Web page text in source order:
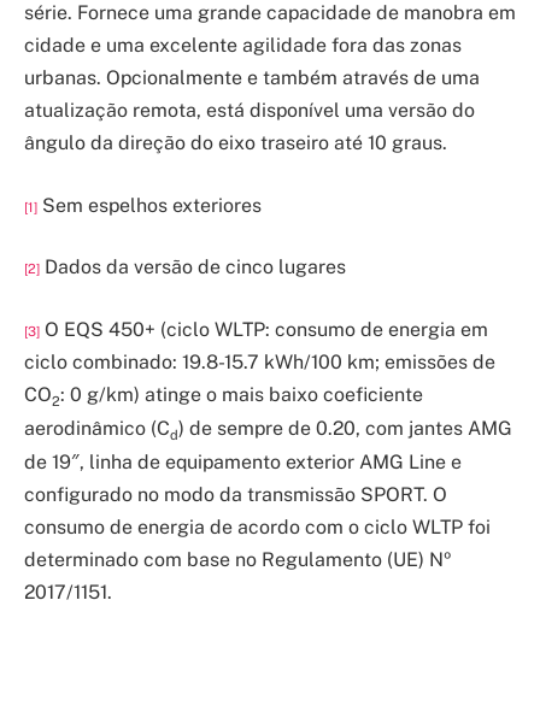
série. Fornece uma grande capacidade de manobra em
cidade e uma excelente agilidade fora das zonas
urbanas. Opcionalmente e também através de uma
atualização remota, está disponível uma versão do
ângulo da direção do eixo traseiro até 10 graus.
[1] Sem espelhos exteriores
[2] Dados da versão de cinco lugares
[3] O EQS 450+ (ciclo WLTP: consumo de energia em
ciclo combinado: 19.8-15.7 kWh/100 km; emissões de
CO2: 0 g/km) atinge o mais baixo coeficiente
aerodinâmico (Cd) de sempre de 0.20, com jantes AMG
de 19″, linha de equipamento exterior AMG Line e
configurado no modo da transmissão SPORT. O
consumo de energia de acordo com o ciclo WLTP foi
determinado com base no Regulamento (UE) Nº
2017/1151.